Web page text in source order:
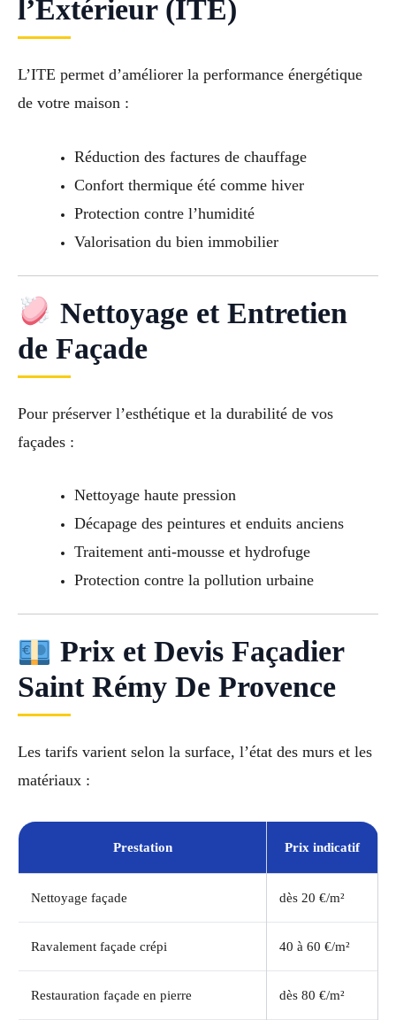
l’Extérieur (ITE)
L’ITE permet d’améliorer la performance énergétique
de votre maison :
Réduction des factures de chauffage
Confort thermique été comme hiver
Protection contre l’humidité
Valorisation du bien immobilier
Nettoyage et Entretien
de Façade
Pour préserver l’esthétique et la durabilité de vos
façades :
Nettoyage haute pression
Décapage des peintures et enduits anciens
Traitement anti-mousse et hydrofuge
Protection contre la pollution urbaine
Prix et Devis Façadier
Saint Rémy De Provence
Les tarifs varient selon la surface, l’état des murs et les
matériaux :
Prestation Prix indicatif
Nettoyage façade dès 20 €/m²
Ravalement façade crépi 40 à 60 €/m²
Restauration façade en pierre dès 80 €/m²